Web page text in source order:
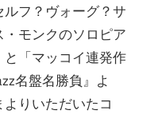
フ？ヴォーグ？サ
モンクのソロピア
「マッコイ連発作
名盤名勝負』よ
りいただいたコ